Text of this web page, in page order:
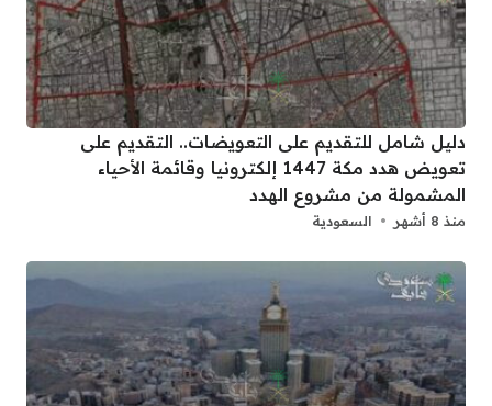
دليل شامل للتقديم على التعويضات.. التقديم على
تعويض هدد مكة 1447 إلكترونيا وقائمة الأحياء
المشمولة من مشروع الهدد
منذ 8 أشهر السعودية